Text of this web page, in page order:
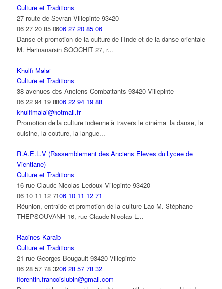
Culture et Traditions
27 route de Sevran Villepinte 93420
06 27 20 85 0606 27 20 85 06
Danse et promotion de la culture de l’Inde et de la danse orientale
M. Harinanarain SOOCHIT 27, r...
Khulfi Malai
Culture et Traditions
38 avenues des Anciens Combattants 93420 Villepinte
06 22 94 19 8806 22 94 19 88
khulfimalai@hotmail.fr
Promotion de la culture indienne à travers le cinéma, la danse, la
cuisine, la couture, la langue...
R.A.E.L.V (Rassemblement des Anciens Eleves du Lycee de
Vientiane)
Culture et Traditions
16 rue Claude Nicolas Ledoux Villepinte 93420
06 10 11 12 7106 10 11 12 71
Réunion, entraide et promotion de la culture Lao M. Stéphane
THEPSOUVANH 16, rue Claude Nicolas-L...
Racines Karaïb
Culture et Traditions
21 rue Georges Bougault 93420 Villepinte
06 28 57 78 3206 28 57 78 32
florentin.francoislubin@gmail.com